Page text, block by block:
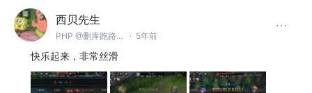
西贝先生
PHP @删库跑路（郑州）有限公司 · 5年前
快乐起来，非常丝滑